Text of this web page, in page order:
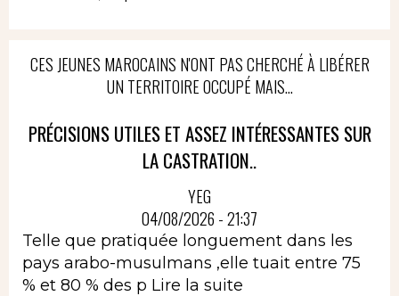
CES JEUNES MAROCAINS N'ONT PAS CHERCHÉ À LIBÉRER
UN TERRITOIRE OCCUPÉ MAIS...
PRÉCISIONS UTILES ET ASSEZ INTÉRESSANTES SUR
LA CASTRATION..
YEG
04/08/2026 - 21:37
Telle que pratiquée longuement dans les
pays arabo-musulmans ,elle tuait entre 75
% et 80 % des p Lire la suite